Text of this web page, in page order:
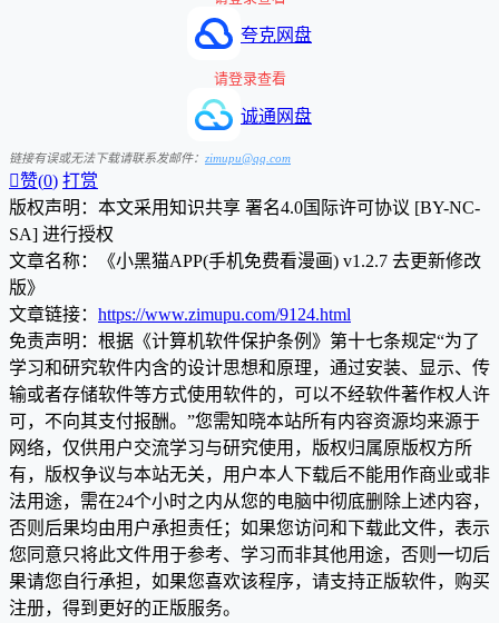
夸克网盘
请登录查看
诚通网盘
链接有误或无法下载请联系发邮件： zimupu@qq.com
赞(0) 打赏
版权声明：本文采用知识共享 署名4.0国际许可协议 [BY-NC-
SA] 进行授权
文章名称：《小黑猫APP(手机免费看漫画) v1.2.7 去更新修改
版》
文章链接： https://www.zimupu.com/9124.html
免责声明：根据《计算机软件保护条例》第十七条规定“为了
学习和研究软件内含的设计思想和原理，通过安装、显示、传
输或者存储软件等方式使用软件的，可以不经软件著作权人许
可，不向其支付报酬。”您需知晓本站所有内容资源均来源于
网络，仅供用户交流学习与研究使用，版权归属原版权方所
有，版权争议与本站无关，用户本人下载后不能用作商业或非
法用途，需在24个小时之内从您的电脑中彻底删除上述内容，
否则后果均由用户承担责任；如果您访问和下载此文件，表示
您同意只将此文件用于参考、学习而非其他用途，否则一切后
果请您自行承担，如果您喜欢该程序，请支持正版软件，购买
注册，得到更好的正版服务。